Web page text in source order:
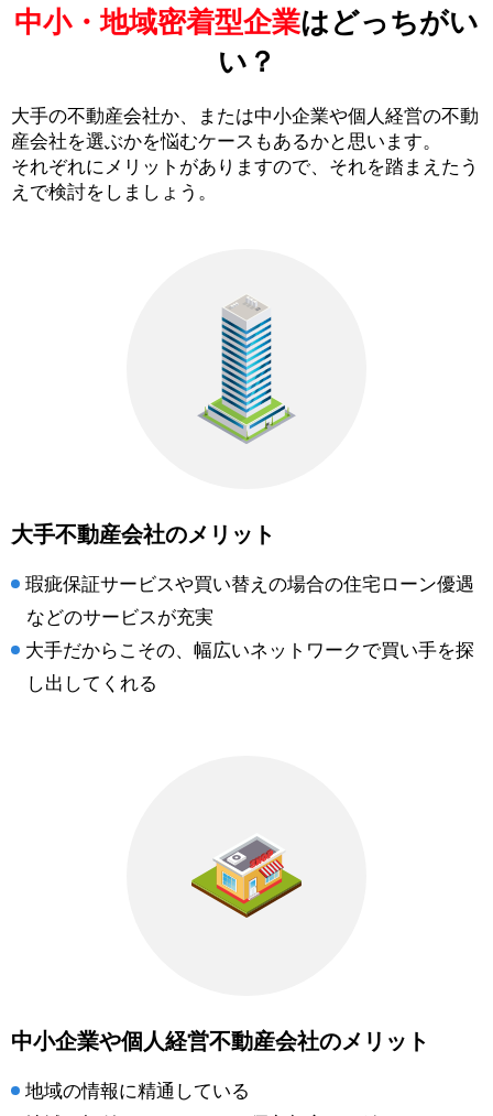
中小・地域密着型企業はどっちがい
い？
大手の不動産会社か、または中小企業や個人経営の不動
産会社を選ぶかを悩むケースもあるかと思います。
それぞれにメリットがありますので、それを踏まえたう
えで検討をしましょう。
大手不動産会社のメリット
瑕疵保証サービスや買い替えの場合の住宅ローン優遇
などのサービスが充実
大手だからこその、幅広いネットワークで買い手を探
し出してくれる
中小企業や個人経営不動産会社のメリット
地域の情報に精通している